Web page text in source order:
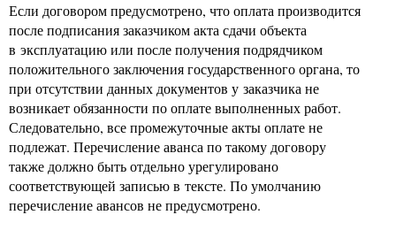
Если договором предусмотрено, что оплата производится
после подписания заказчиком акта сдачи объекта
в эксплуатацию или после получения подрядчиком
положительного заключения государственного органа, то
при отсутствии данных документов у заказчика не
возникает обязанности по оплате выполненных работ.
Следовательно, все промежуточные акты оплате не
подлежат. Перечисление аванса по такому договору
также должно быть отдельно урегулировано
соответствующей записью в тексте. По умолчанию
перечисление авансов не предусмотрено.